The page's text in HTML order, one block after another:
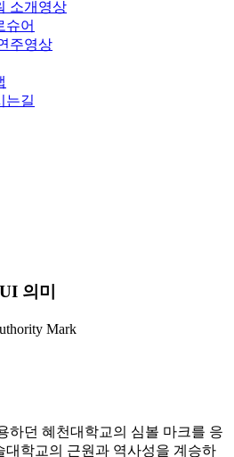
소개영상
슈어
주영상
는길
의미
하던 혜천대학교의 심볼 마크를 응
대학교의 근원과 역사성을 계승하